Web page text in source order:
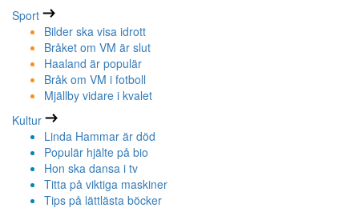
Sport
Bilder ska visa idrott
Bråket om VM är slut
Haaland är populär
Bråk om VM i fotboll
Mjällby vidare i kvalet
Kultur
Linda Hammar är död
Populär hjälte på bio
Hon ska dansa i tv
Titta på viktiga maskiner
Tips på lättlästa böcker